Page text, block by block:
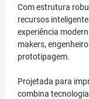
Com estrutura
recursos
experiência
makers,
prototipagem.
Projetada para
combina